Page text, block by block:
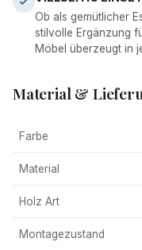
Ob als gemütlicher
stilvolle Ergänzung
Möbel überzeugt in
Material &
Farbe
Material
Holz Art
Montagezustand